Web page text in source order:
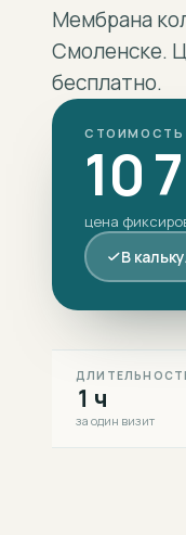
Мембрана
Смоленске.
бесплатно.
СТОИМОСТЬ
10
цена
В
1 ч
за один визит